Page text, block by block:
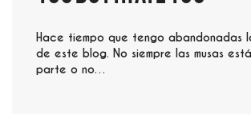
Hace tiempo que tengo abandonadas
de este blog. No siempre las musas
parte o no…